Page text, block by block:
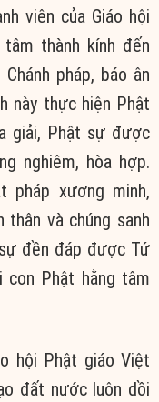
viên của Giáo hội
thành kính đến
pháp, báo ân
này thực hiện Phật
giải, Phật sự được
nghiêm, hòa hợp.
pháp xương minh,
thân và chúng sanh
đền đáp được Tứ
con Phật hằng tâm
hội Phật giáo Việt
đất nước luôn dồi